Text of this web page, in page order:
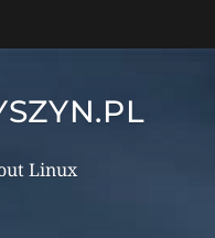
Linux